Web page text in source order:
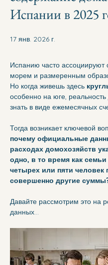
Испании в 2025
17 янв. 2026 г.
Испанию часто ассоциируют
морем и размеренным
Но когда живешь здесь
особенно на юге,
знать в виде ежемесячных
Тогда возникает ключевой
почему официальные
расходах домохозяйств
одно, в то время как семьи
четырех или пяти человек
совершенно другие
Давайте рассмотрим это на
данных...